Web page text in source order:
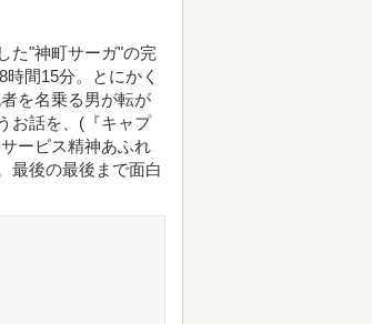
た"神町サーガ"の完
間15分。とにかく
を名乗る男が転が
お話を、(『キャプ
ービス精神あふれ
最後の最後まで面白